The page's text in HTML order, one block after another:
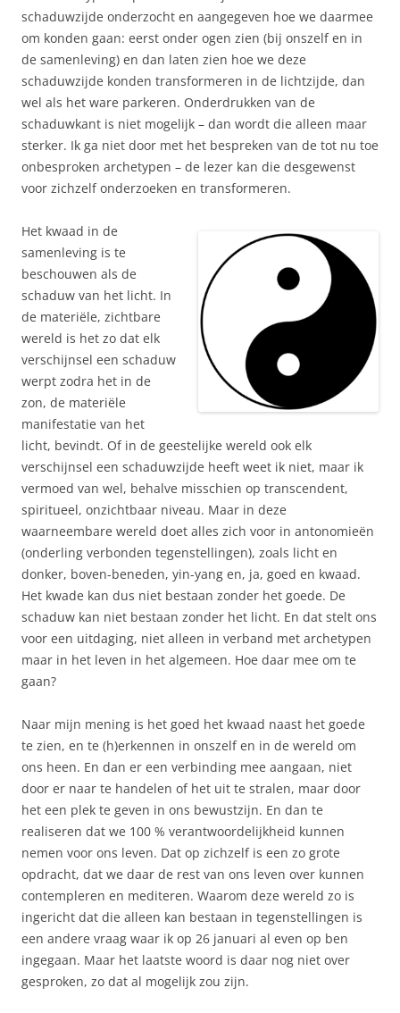
schaduwzijde onderzocht en aangegeven hoe we daarmee
om konden gaan: eerst onder ogen zien (bij onszelf en in
de samenleving) en dan laten zien hoe we deze
schaduwzijde konden transformeren in de lichtzijde, dan
wel als het ware parkeren. Onderdrukken van de
schaduwkant is niet mogelijk – dan wordt die alleen maar
sterker. Ik ga niet door met het bespreken van de tot nu toe
onbesproken archetypen – de lezer kan die desgewenst
voor zichzelf onderzoeken en transformeren.
Het kwaad in de
samenleving is te
beschouwen als de
schaduw van het licht. In
de materiële, zichtbare
wereld is het zo dat elk
verschijnsel een schaduw
werpt zodra het in de
zon, de materiële
manifestatie van het
licht, bevindt. Of in de geestelijke wereld ook elk
verschijnsel een schaduwzijde heeft weet ik niet, maar ik
vermoed van wel, behalve misschien op transcendent,
spiritueel, onzichtbaar niveau. Maar in deze
waarneembare wereld doet alles zich voor in antonomieën
(onderling verbonden tegenstellingen), zoals licht en
donker, boven-beneden, yin-yang en, ja, goed en kwaad.
Het kwade kan dus niet bestaan zonder het goede. De
schaduw kan niet bestaan zonder het licht. En dat stelt ons
voor een uitdaging, niet alleen in verband met archetypen
maar in het leven in het algemeen. Hoe daar mee om te
gaan?
Naar mijn mening is het goed het kwaad naast het goede
te zien, en te (h)erkennen in onszelf en in de wereld om
ons heen. En dan er een verbinding mee aangaan, niet
door er naar te handelen of het uit te stralen, maar door
het een plek te geven in ons bewustzijn. En dan te
realiseren dat we 100 % verantwoordelijkheid kunnen
nemen voor ons leven. Dat op zichzelf is een zo grote
opdracht, dat we daar de rest van ons leven over kunnen
contempleren en mediteren. Waarom deze wereld zo is
ingericht dat die alleen kan bestaan in tegenstellingen is
een andere vraag waar ik op 26 januari al even op ben
ingegaan. Maar het laatste woord is daar nog niet over
gesproken, zo dat al mogelijk zou zijn.